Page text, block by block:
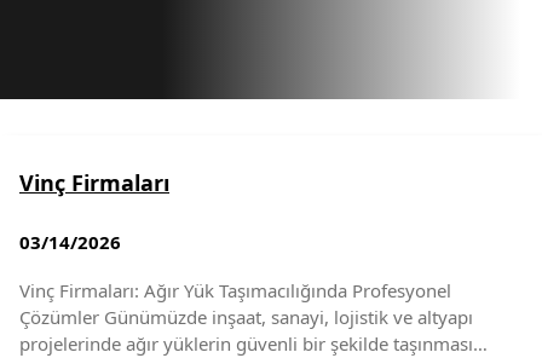
Vinç Firmaları
03/14/2026
Vinç Firmaları: Ağır Yük Taşımacılığında Profesyonel
Çözümler Günümüzde inşaat, sanayi, lojistik ve altyapı
projelerinde ağır yüklerin güvenli bir şekilde taşınması…